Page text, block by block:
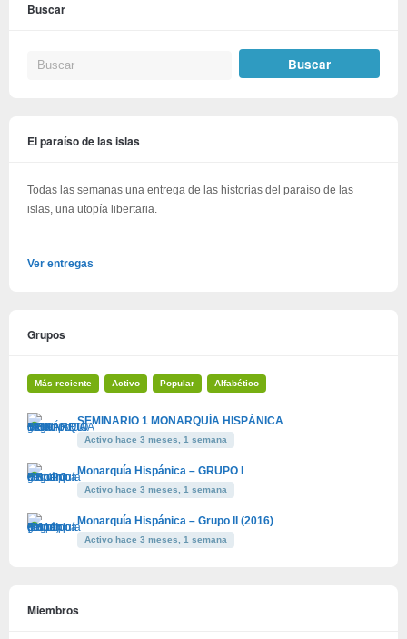
Buscar
El paraíso de las islas
Todas las semanas una entrega de las historias del paraíso de las
islas, una utopía libertaria.
Ver entregas
Grupos
Más reciente Activo Popular Alfabético
SEMINARIO 1 MONARQUÍA HISPÁNICA
Activo hace 3 meses, 1 semana
Monarquía Hispánica – GRUPO I
Activo hace 3 meses, 1 semana
Monarquía Hispánica – Grupo II (2016)
Activo hace 3 meses, 1 semana
Miembros